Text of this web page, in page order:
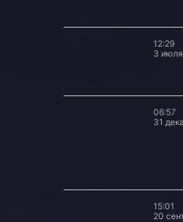
12:29
3
06:57
31
15:01
20